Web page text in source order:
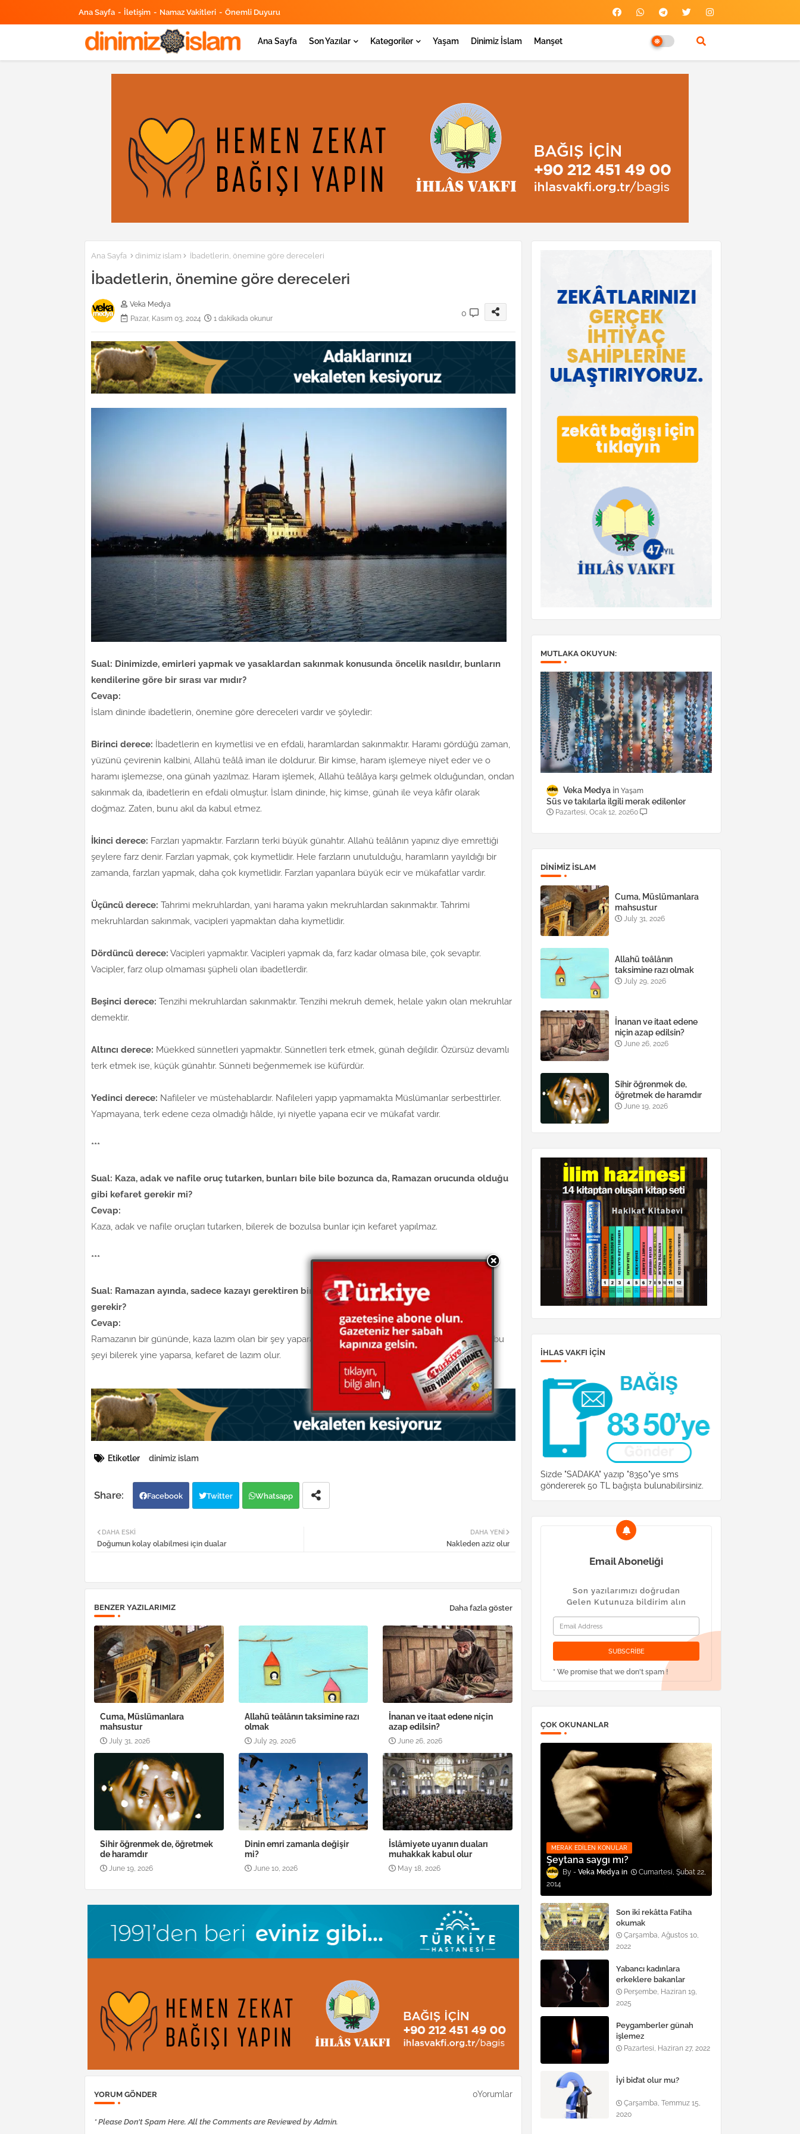
Ana Sayfa İletişim Namaz Vakitleri Önemli Duyuru
Ana Sayfa Son Yazılar Kategoriler Yaşam Dinimiz İslam Manşet
Ana Sayfa dinimiz islam İbadetlerin, önemine göre dereceleri
İbadetlerin, önemine göre dereceleri
Veka Medya
Pazar, Kasım 03, 2024
1 dakikada okunur
0
Sual: Dinimizde, emirleri yapmak ve yasaklardan sakınmak konusunda öncelik nasıldır, bunların
kendilerine göre bir sırası var mıdır?
Cevap:
İslam dininde ibadetlerin, önemine göre dereceleri vardır ve şöyledir:
Birinci derece: İbadetlerin en kıymetlisi ve en efdali, haramlardan sakınmaktır. Haramı gördüğü zaman,
yüzünü çevirenin kalbini, Allahü teâlâ iman ile doldurur. Bir kimse, haram işlemeye niyet eder ve o
haramı işlemezse, ona günah yazılmaz. Haram işlemek, Allahü teâlâya karşı gelmek olduğundan, ondan
sakınmak da, ibadetlerin en efdali olmuştur. İslam dininde, hiç kimse, günah ile veya kâfir olarak
doğmaz. Zaten, bunu akıl da kabul etmez.
İkinci derece: Farzları yapmaktır. Farzların terki büyük günahtır. Allahü teâlânın yapınız diye emrettiği
şeylere farz denir. Farzları yapmak, çok kıymetlidir. Hele farzların unutulduğu, haramların yayıldığı bir
zamanda, farzları yapmak, daha çok kıymetlidir. Farzları yapanlara büyük ecir ve mükafatlar vardır.
Üçüncü derece: Tahrimi mekruhlardan, yani harama yakın mekruhlardan sakınmaktır. Tahrimi
mekruhlardan sakınmak, vacipleri yapmaktan daha kıymetlidir.
Dördüncü derece: Vacipleri yapmaktır. Vacipleri yapmak da, farz kadar olmasa bile, çok sevaptır.
Vacipler, farz olup olmaması şüpheli olan ibadetlerdir.
Beşinci derece: Tenzihi mekruhlardan sakınmaktır. Tenzihi mekruh demek, helale yakın olan mekruhlar
demektir.
Altıncı derece: Müekked sünnetleri yapmaktır. Sünnetleri terk etmek, günah değildir. Özürsüz devamlı
terk etmek ise, küçük günahtır. Sünneti beğenmemek ise küfürdür.
Yedinci derece: Nafileler ve müstehablardır. Nafileleri yapıp yapmamakta Müslümanlar serbesttirler.
Yapmayana, terk edene ceza olmadığı hâlde, iyi niyetle yapana ecir ve mükafat vardır.
***
Sual: Kaza, adak ve nafile oruç tutarken, bunları bile bile bozunca da, Ramazan orucunda olduğu
gibi kefaret gerekir mi?
Cevap:
Kaza, adak ve nafile oruçları tutarken, bilerek de bozulsa bunlar için kefaret yapılmaz.
***
Sual: Ramazan ayında, sadece kazayı gerektiren bir şeyi, birkaç defa yapınca kefaret de mi
gerekir?
Cevap:
Ramazanın bir gününde, kaza lazım olan bir şey yaparak orucunu bozan kimse, başka gününde de bu
şeyi bilerek yine yaparsa, kefaret de lazım olur.
Etiketler dinimiz islam
Facebook Twitter Whatsapp
DAHA YENI
Nakleden aziz olur
DAHA ESKI
Doğumun kolay olabilmesi için dualar
BENZER YAZILARIMIZ Daha fazla göster
Cuma, Müslümanlara
mahsustur
July 31, 2026
Allahü teâlânın taksimine razı
olmak
July 29, 2026
İnanan ve itaat edene niçin
azap edilsin?
June 26, 2026
Sihir öğrenmek de, öğretmek
de haramdır
June 19, 2026
Dinin emri zamanla değişir
mi?
June 10, 2026
İslâmiyete uyanın duaları
muhakkak kabul olur
May 18, 2026
YORUM GÖNDER 0Yorumlar
* Please Don't Spam Here. All the Comments are Reviewed by Admin.
MUTLAKA OKUYUN:
Veka Medya Yaşam
Süs ve takılarla ilgili merak edilenler
Pazartesi, Ocak 12, 20260
DINIMIZ ISLAM
Cuma, Müslümanlara
mahsustur
July 31, 2026
Allahü teâlânın
taksimine razı olmak
July 29, 2026
İnanan ve itaat edene
niçin azap edilsin?
June 26, 2026
Sihir öğrenmek de,
öğretmek de haramdır
June 19, 2026
İHLAS VAKFI IÇIN
Sizde "SADAKA" yazıp "8350"ye sms
göndererek 50 TL bağışta bulunabilirsiniz.
Email Aboneliği
Son yazılarımızı doğrudan
Gelen Kutunuza bildirim alın
* We promise that we don't spam !
ÇOK OKUNANLAR
MERAK EDILEN KONULAR
Şeytana saygı mı?
Veka Medya
Cumartesi, Şubat 22,
2014
Son iki rekâtta Fatiha
okumak
Çarşamba, Ağustos 10,
2022
Yabancı kadınlara
erkeklere bakanlar
Perşembe, Haziran 19,
2025
Peygamberler günah
işlemez
Pazartesi, Haziran 27, 2022
İyi bid’at olur mu?
Çarşamba, Temmuz 15,
2020